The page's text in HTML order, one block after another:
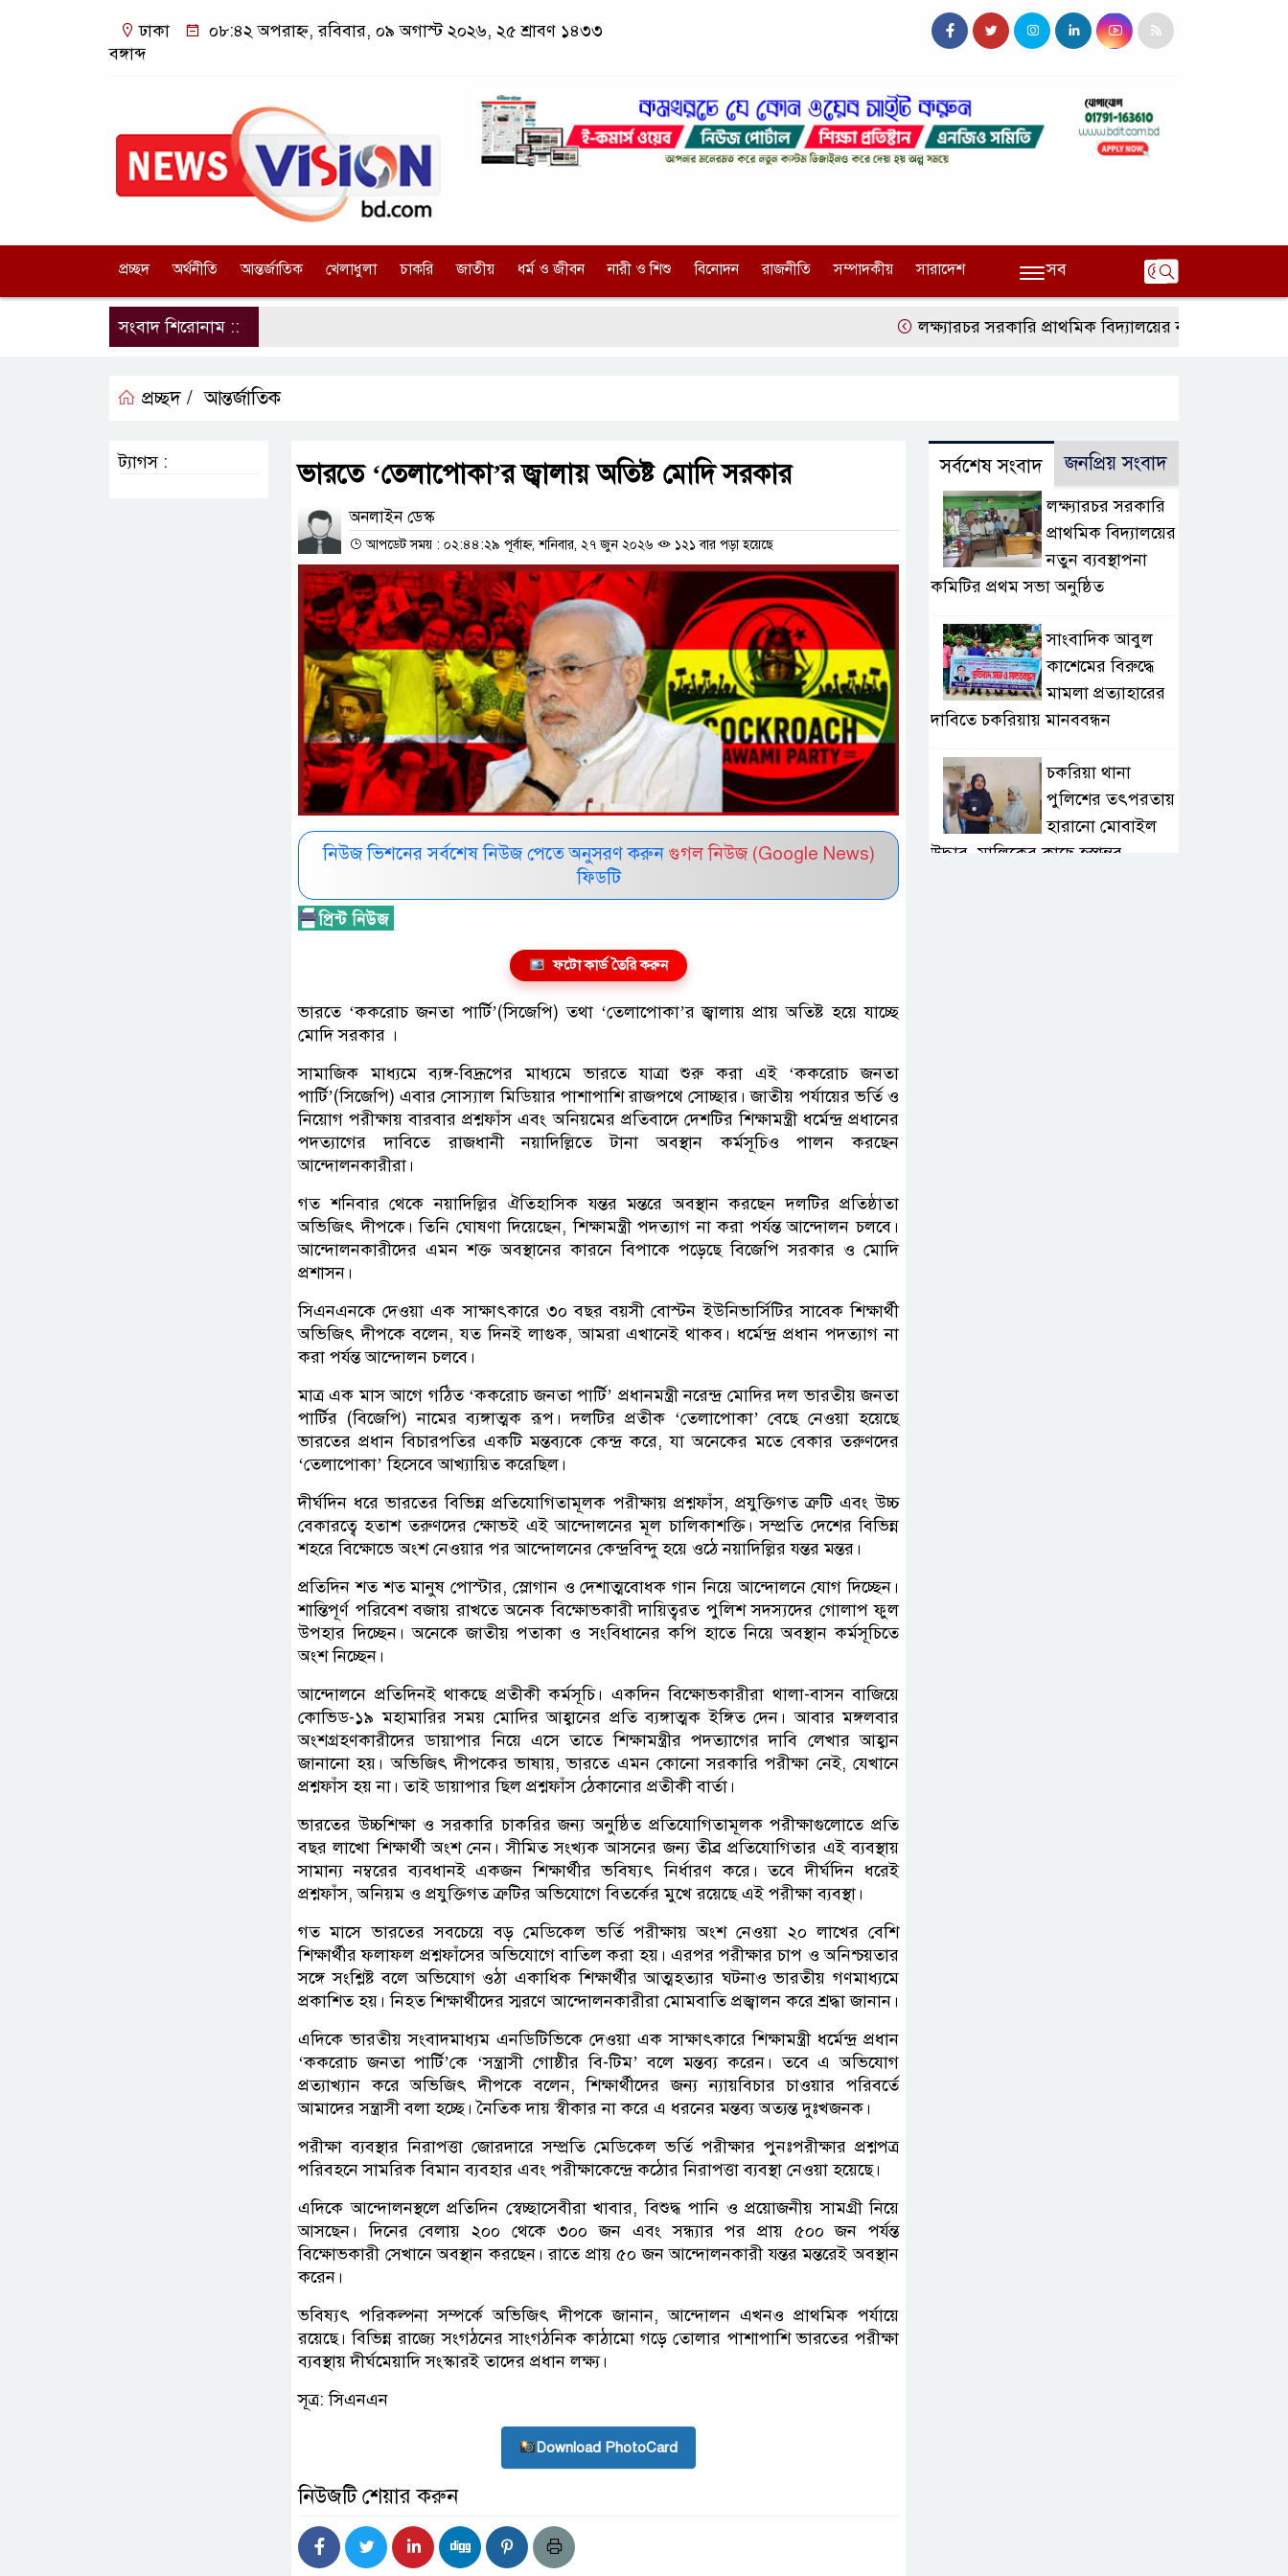
ঢাকা
০৮:৪২ অপরাহ্ন, রবিবার, ০৯ অগাস্ট ২০২৬, ২৫ শ্রাবণ ১৪৩৩
বঙ্গাব্দ
প্রচ্ছদ অর্থনীতি আন্তর্জাতিক খেলাধুলা চাকরি জাতীয় ধর্ম ও জীবন নারী ও শিশু বিনোদন রাজনীতি সম্পাদকীয় সারাদেশ সব
সংবাদ শিরোনাম :: লক্ষ্যারচর সরকারি প্রাথমিক বিদ্যালয়ের নতুন ব্যবস্থাপনা
প্রচ্ছদ / আন্তর্জাতিক
ভারতে ‘তেলাপোকা’র জ্বালায় অতিষ্ট মোদি সরকার
অনলাইন ডেস্ক
আপডেট সময় : ০২:৪৪:২৯ পূর্বাহ্ন, শনিবার, ২৭ জুন ২০২৬ ১২১ বার পড়া হয়েছে
নিউজ ভিশনের সর্বশেষ নিউজ পেতে অনুসরণ করুন গুগল নিউজ (Google News)
ফিডটি
ফটো কার্ড তৈরি করুন
ভারতে ‘ককরোচ জনতা পার্টি’(সিজেপি) তথা ‘তেলাপোকা’র জ্বালায় প্রায় অতিষ্ট হয়ে যাচ্ছে
মোদি সরকার ।
সামাজিক মাধ্যমে ব্যঙ্গ-বিদ্রূপের মাধ্যমে ভারতে যাত্রা শুরু করা এই ‘ককরোচ জনতা
পার্টি’(সিজেপি) এবার সোস্যাল মিডিয়ার পাশাপাশি রাজপথে সোচ্ছার। জাতীয় পর্যায়ের ভর্তি ও
নিয়োগ পরীক্ষায় বারবার প্রশ্নফাঁস এবং অনিয়মের প্রতিবাদে দেশটির শিক্ষামন্ত্রী ধর্মেন্দ্র প্রধানের
পদত্যাগের দাবিতে রাজধানী নয়াদিল্লিতে টানা অবস্থান কর্মসূচিও পালন করছেন
আন্দোলনকারীরা।
গত শনিবার থেকে নয়াদিল্লির ঐতিহাসিক যন্তর মন্তরে অবস্থান করছেন দলটির প্রতিষ্ঠাতা
অভিজিৎ দীপকে। তিনি ঘোষণা দিয়েছেন, শিক্ষামন্ত্রী পদত্যাগ না করা পর্যন্ত আন্দোলন চলবে।
আন্দোলনকারীদের এমন শক্ত অবস্থানের কারনে বিপাকে পড়েছে বিজেপি সরকার ও মোদি
প্রশাসন।
সিএনএনকে দেওয়া এক সাক্ষাৎকারে ৩০ বছর বয়সী বোস্টন ইউনিভার্সিটির সাবেক শিক্ষার্থী
অভিজিৎ দীপকে বলেন, যত দিনই লাগুক, আমরা এখানেই থাকব। ধর্মেন্দ্র প্রধান পদত্যাগ না
করা পর্যন্ত আন্দোলন চলবে।
মাত্র এক মাস আগে গঠিত ‘ককরোচ জনতা পার্টি’ প্রধানমন্ত্রী নরেন্দ্র মোদির দল ভারতীয় জনতা
পার্টির (বিজেপি) নামের ব্যঙ্গাত্মক রূপ। দলটির প্রতীক ‘তেলাপোকা’ বেছে নেওয়া হয়েছে
ভারতের প্রধান বিচারপতির একটি মন্তব্যকে কেন্দ্র করে, যা অনেকের মতে বেকার তরুণদের
‘তেলাপোকা’ হিসেবে আখ্যায়িত করেছিল।
দীর্ঘদিন ধরে ভারতের বিভিন্ন প্রতিযোগিতামূলক পরীক্ষায় প্রশ্নফাঁস, প্রযুক্তিগত ত্রুটি এবং উচ্চ
বেকারত্বে হতাশ তরুণদের ক্ষোভই এই আন্দোলনের মূল চালিকাশক্তি। সম্প্রতি দেশের বিভিন্ন
শহরে বিক্ষোভে অংশ নেওয়ার পর আন্দোলনের কেন্দ্রবিন্দু হয়ে ওঠে নয়াদিল্লির যন্তর মন্তর।
প্রতিদিন শত শত মানুষ পোস্টার, স্লোগান ও দেশাত্মবোধক গান নিয়ে আন্দোলনে যোগ দিচ্ছেন।
শান্তিপূর্ণ পরিবেশ বজায় রাখতে অনেক বিক্ষোভকারী দায়িত্বরত পুলিশ সদস্যদের গোলাপ ফুল
উপহার দিচ্ছেন। অনেকে জাতীয় পতাকা ও সংবিধানের কপি হাতে নিয়ে অবস্থান কর্মসূচিতে
অংশ নিচ্ছেন।
আন্দোলনে প্রতিদিনই থাকছে প্রতীকী কর্মসূচি। একদিন বিক্ষোভকারীরা থালা-বাসন বাজিয়ে
কোভিড-১৯ মহামারির সময় মোদির আহ্বানের প্রতি ব্যঙ্গাত্মক ইঙ্গিত দেন। আবার মঙ্গলবার
অংশগ্রহণকারীদের ডায়াপার নিয়ে এসে তাতে শিক্ষামন্ত্রীর পদত্যাগের দাবি লেখার আহ্বান
জানানো হয়। অভিজিৎ দীপকের ভাষায়, ভারতে এমন কোনো সরকারি পরীক্ষা নেই, যেখানে
প্রশ্নফাঁস হয় না। তাই ডায়াপার ছিল প্রশ্নফাঁস ঠেকানোর প্রতীকী বার্তা।
ভারতের উচ্চশিক্ষা ও সরকারি চাকরির জন্য অনুষ্ঠিত প্রতিযোগিতামূলক পরীক্ষাগুলোতে প্রতি
বছর লাখো শিক্ষার্থী অংশ নেন। সীমিত সংখ্যক আসনের জন্য তীব্র প্রতিযোগিতার এই ব্যবস্থায়
সামান্য নম্বরের ব্যবধানই একজন শিক্ষার্থীর ভবিষ্যৎ নির্ধারণ করে। তবে দীর্ঘদিন ধরেই
প্রশ্নফাঁস, অনিয়ম ও প্রযুক্তিগত ত্রুটির অভিযোগে বিতর্কের মুখে রয়েছে এই পরীক্ষা ব্যবস্থা।
গত মাসে ভারতের সবচেয়ে বড় মেডিকেল ভর্তি পরীক্ষায় অংশ নেওয়া ২০ লাখের বেশি
শিক্ষার্থীর ফলাফল প্রশ্নফাঁসের অভিযোগে বাতিল করা হয়। এরপর পরীক্ষার চাপ ও অনিশ্চয়তার
সঙ্গে সংশ্লিষ্ট বলে অভিযোগ ওঠা একাধিক শিক্ষার্থীর আত্মহত্যার ঘটনাও ভারতীয় গণমাধ্যমে
প্রকাশিত হয়। নিহত শিক্ষার্থীদের স্মরণে আন্দোলনকারীরা মোমবাতি প্রজ্বালন করে শ্রদ্ধা জানান।
এদিকে ভারতীয় সংবাদমাধ্যম এনডিটিভিকে দেওয়া এক সাক্ষাৎকারে শিক্ষামন্ত্রী ধর্মেন্দ্র প্রধান
‘ককরোচ জনতা পার্টি’কে ‘সন্ত্রাসী গোষ্ঠীর বি-টিম’ বলে মন্তব্য করেন। তবে এ অভিযোগ
প্রত্যাখ্যান করে অভিজিৎ দীপকে বলেন, শিক্ষার্থীদের জন্য ন্যায়বিচার চাওয়ার পরিবর্তে
আমাদের সন্ত্রাসী বলা হচ্ছে। নৈতিক দায় স্বীকার না করে এ ধরনের মন্তব্য অত্যন্ত দুঃখজনক।
পরীক্ষা ব্যবস্থার নিরাপত্তা জোরদারে সম্প্রতি মেডিকেল ভর্তি পরীক্ষার পুনঃপরীক্ষার প্রশ্নপত্র
পরিবহনে সামরিক বিমান ব্যবহার এবং পরীক্ষাকেন্দ্রে কঠোর নিরাপত্তা ব্যবস্থা নেওয়া হয়েছে।
এদিকে আন্দোলনস্থলে প্রতিদিন স্বেচ্ছাসেবীরা খাবার, বিশুদ্ধ পানি ও প্রয়োজনীয় সামগ্রী নিয়ে
আসছেন। দিনের বেলায় ২০০ থেকে ৩০০ জন এবং সন্ধ্যার পর প্রায় ৫০০ জন পর্যন্ত
বিক্ষোভকারী সেখানে অবস্থান করছেন। রাতে প্রায় ৫০ জন আন্দোলনকারী যন্তর মন্তরেই অবস্থান
করেন।
ভবিষ্যৎ পরিকল্পনা সম্পর্কে অভিজিৎ দীপকে জানান, আন্দোলন এখনও প্রাথমিক পর্যায়ে
রয়েছে। বিভিন্ন রাজ্যে সংগঠনের সাংগঠনিক কাঠামো গড়ে তোলার পাশাপাশি ভারতের পরীক্ষা
ব্যবস্থায় দীর্ঘমেয়াদি সংস্কারই তাদের প্রধান লক্ষ্য।
সূত্র: সিএনএন
Download PhotoCard
নিউজটি শেয়ার করুন
ট্যাগস : সর্বশেষ সংবাদ জনপ্রিয় সংবাদ
লক্ষ্যারচর সরকারি
প্রাথমিক বিদ্যালয়ের
নতুন ব্যবস্থাপনা
কমিটির প্রথম সভা অনুষ্ঠিত
সাংবাদিক আবুল
কাশেমের বিরুদ্ধে
মামলা প্রত্যাহারের
দাবিতে চকরিয়ায় মানববন্ধন
চকরিয়া থানা
পুলিশের তৎপরতায়
হারানো মোবাইল
উদ্ধার, মালিকের কাছে হস্তান্তর